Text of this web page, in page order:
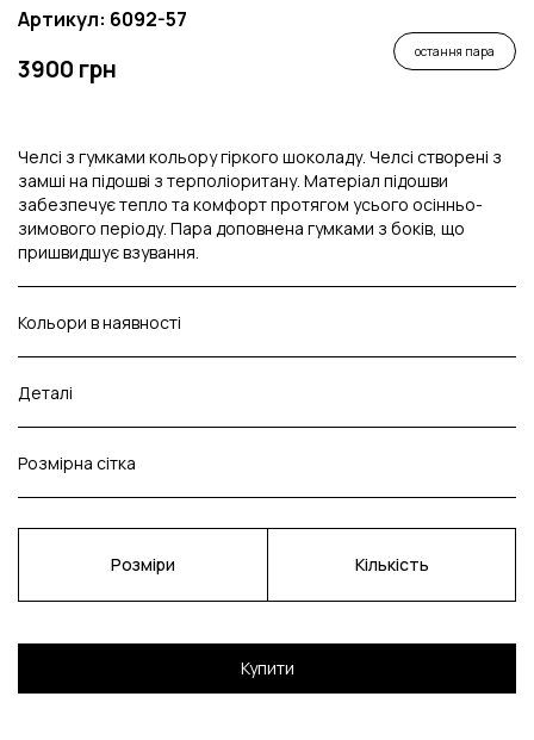
Артикул: 6092-57
остання пара
3900 грн
Челсі з гумками кольору гіркого шоколаду. Челсі створені з
замші на підошві з терполіоритану. Матеріал підошви
забезпечує тепло та комфорт протягом усього осінньо-
зимового періоду. Пара доповнена гумками з боків, що
пришвидшує взування.
Кольори в наявності
Деталі
Розмірна сітка
Розміри Кількість
Купити